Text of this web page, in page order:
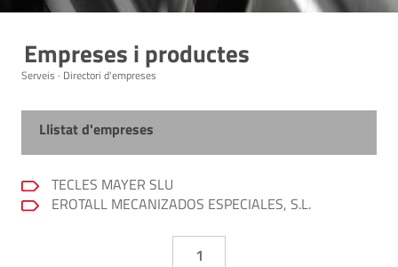
Empreses i productes
Serveis · Directori d'empreses
Llistat d'empreses
TECLES MAYER SLU
EROTALL MECANIZADOS ESPECIALES, S.L.
1